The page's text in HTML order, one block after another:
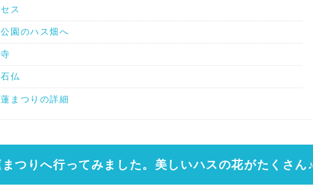
ス
園のハス畑へ
仏
まつりの詳細
つりへ行ってみました。美しいハスの花がたくさん♪